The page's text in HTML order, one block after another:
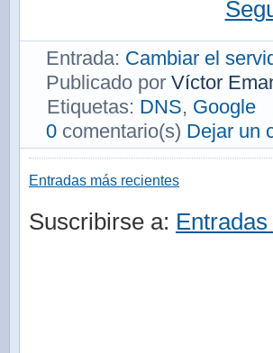
Entrada: Cambiar el
Publicado por Víctor
Etiquetas: DNS, Google
0 comentario(s) Dejar un
Entradas más recientes
Suscribirse a: